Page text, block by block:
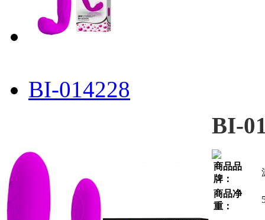
BI-014228
BI-
商品品
牌：
商品净
重：